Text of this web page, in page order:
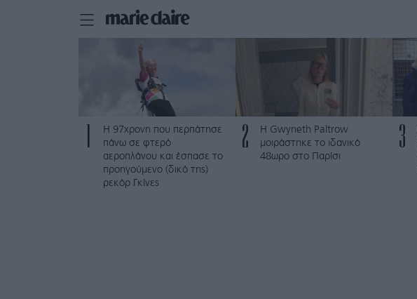
Η 97χρονη που περπάτησε
πάνω σε φτερό
αεροπλάνου και έσπασε το
προηγούμενο (δικό της)
ρεκόρ Γκίνες
2
Η Gwyneth Paltrow
μοιράστηκε το ιδανικό
48ωρο στο Παρίσι
3